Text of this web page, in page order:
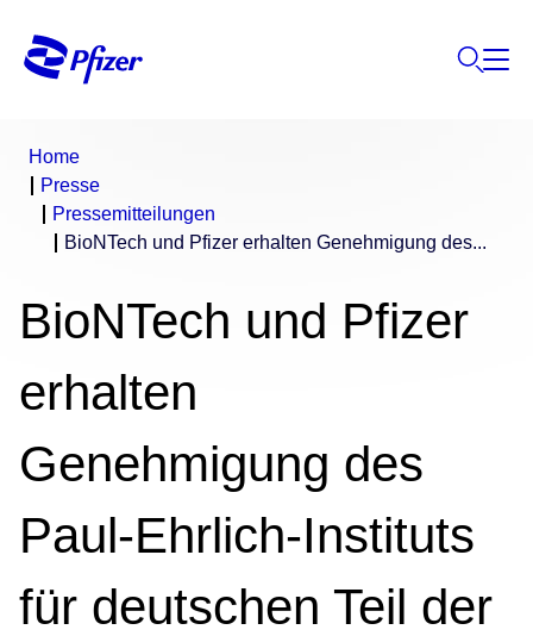
Home
Presse
Pressemitteilungen
BioNTech und Pfizer erhalten Genehmigung des...
BioNTech und Pfizer
erhalten
Genehmigung des
Paul-Ehrlich-Instituts
für deutschen Teil der